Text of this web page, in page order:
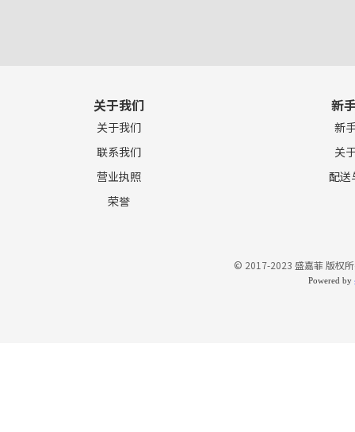
关于我们
关于我们
联系我们
营业执照
荣誉
新
新
关
配送
© 2017-2023 盛嘉菲 版权
Powered by